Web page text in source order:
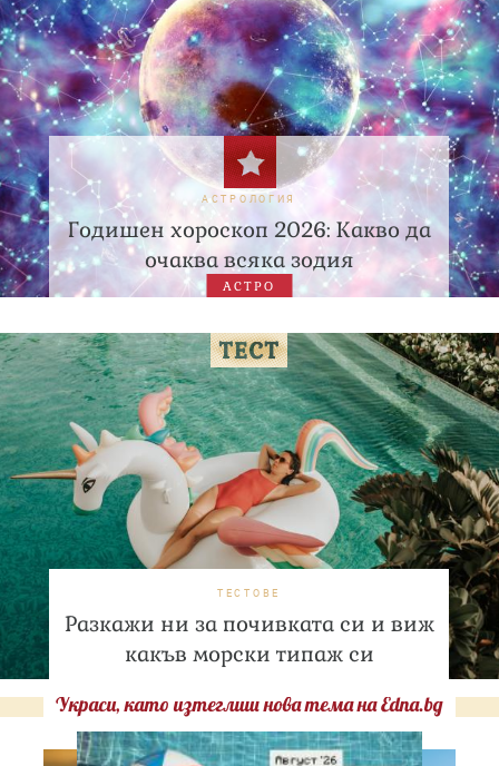
АСТРОЛОГИЯ
Годишен хороскоп 2026: Какво да
очаква всяка зодия
АСТРО
ТЕСТОВЕ
Разкажи ни за почивката си и виж
какъв морски типаж си
Украси, като изтеглиш нова тема на Edna.bg